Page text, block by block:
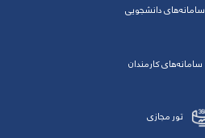
سامانه‌های دانشجویی
سامانه‌های کارمندان
تور مجازی